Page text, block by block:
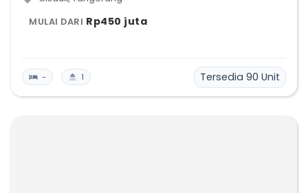
MULAI DARI Rp450 juta
- 1 Tersedia 90 Unit